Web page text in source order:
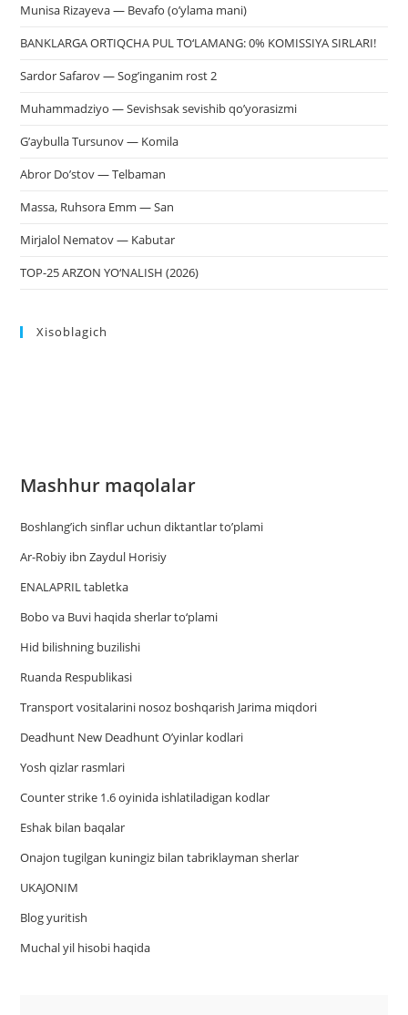
Munisa Rizayeva — Bevafo (o’ylama mani)
BANKLARGA ORTIQCHA PUL TO‘LAMANG: 0% KOMISSIYA SIRLARI!
Sardor Safarov — Sog’inganim rost 2
Muhammadziyo — Sevishsak sevishib qo’yorasizmi
G’aybulla Tursunov — Komila
Abror Do’stov — Telbaman
Massa, Ruhsora Emm — San
Mirjalol Nematov — Kabutar
TOP-25 ARZON YO‘NALISH (2026)
Xisoblagich
Mashhur maqolalar
Boshlang’ich sinflar uchun diktantlar to’plami
Ar-Robiy ibn Zaydul Horisiy
ENALAPRIL tabletka
Bobo va Buvi haqida sherlar to‘plami
Hid bilishning buzilishi
Ruanda Respublikasi
Trаnsport vositаlаrini nosoz boshqаrish Jаrimа miqdori
Deadhunt New Deadhunt O’yinlar kodlari
Yosh qizlar rasmlari
Counter strike 1.6 oyinida ishlatiladigan kodlar
Eshak bilan baqalar
Onajon tugilgan kuningiz bilan tabriklayman sherlar
UKAJONIM
Blog yuritish
Muchal yil hisobi haqida